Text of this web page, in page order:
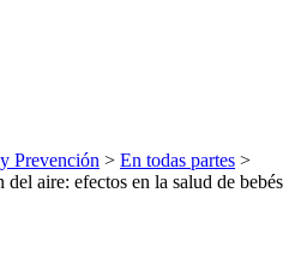
Prevención > En todas partes >
aire: efectos en la salud de bebés